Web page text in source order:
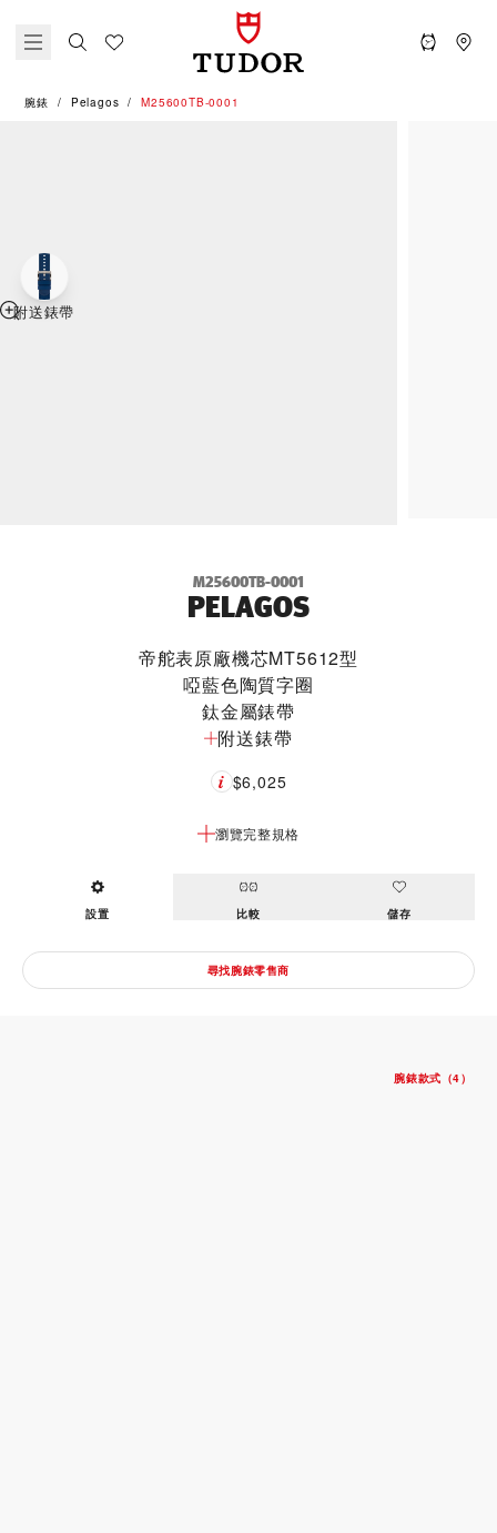
腕錶 Pelagos M25600TB-0001
M25600TB-0001
PELAGOS
帝舵表原廠機芯MT5612型
啞藍色陶質字圈
鈦金屬錶帶
附送錶帶
瀏覽完整規格
$6,025
設置 比較 儲存
尋找腕錶零售商
附送錶帶
腕錶款式（4）